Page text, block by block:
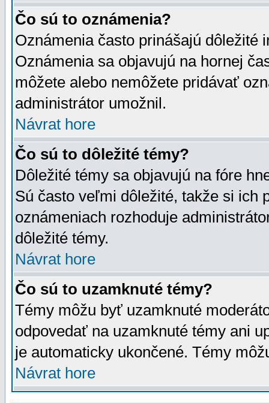
Čo sú to oznámenia?
Oznámenia často prinášajú dôležité
Oznámenia sa objavujú na hornej
môžete alebo nemôžete pridávať
administrátor umožnil.
Návrat hore
Čo sú to dôležité témy?
Dôležité témy sa objavujú na fóre
Sú často veľmi dôležité, takže si ich
oznámeniach rozhoduje
dôležité témy.
Návrat hore
Čo sú to uzamknuté témy?
Témy môžu byť uzamknuté
odpovedať na uzamknuté témy ani
je automaticky ukončené. Témy
Návrat hore